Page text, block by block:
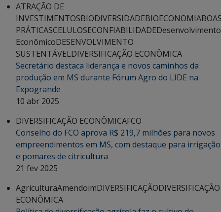
ATRAÇÃO DE
INVESTIMENTOSBIODIVERSIDADEBIOECONOMIA
PRÁTICASCELULOSECONFIABILIDADEDesenvolvimento
EconômicoDESENVOLVIMENTO
SUSTENTÁVELDIVERSIFICAÇÃO ECONÔMICA
Secretário destaca liderança e novos caminhos da
produção em MS durante Fórum Agro do LIDE na
Expogrande
10 abr 2025
DIVERSIFICAÇÃO ECONÔMICAFCO
Conselho do FCO aprova R$ 219,7 milhões para novos
empreendimentos em MS, com destaque para irrigação
e pomares de citricultura
21 fev 2025
AgriculturaAmendoimDIVERSIFICAÇÃODIVERSIFICAÇÃO
ECONÔMICA